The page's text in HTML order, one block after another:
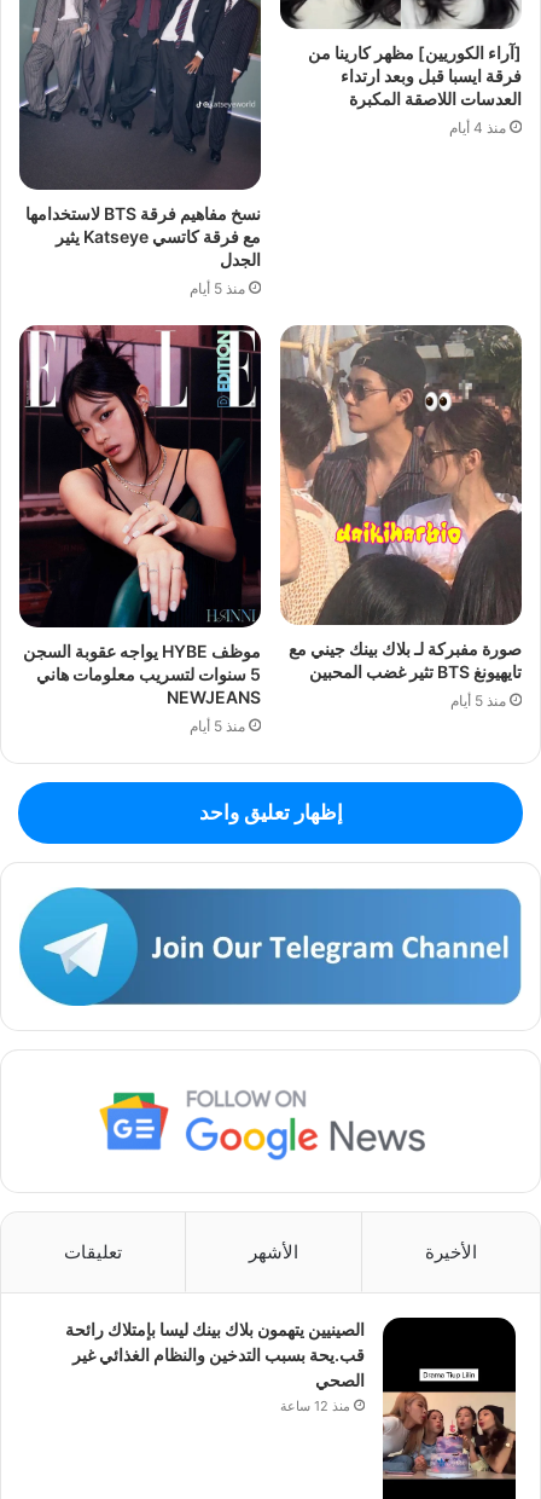
[آراء الكوريين] مظهر كارينا من
فرقة ايسبا قبل وبعد ارتداء
العدسات اللاصقة المكبرة
منذ 4 أيام
نسخ مفاهيم فرقة BTS لاستخدامها
مع فرقة كاتسي Katseye يثير
الجدل
منذ 5 أيام
صورة مفبركة لـ بلاك بينك جيني مع
تايهيونغ BTS تثير غضب المحبين
منذ 5 أيام
موظف HYBE يواجه عقوبة السجن
5 سنوات لتسريب معلومات هاني
NEWJEANS
منذ 5 أيام
إظهار تعليق واحد
الأخيرة الأشهر تعليقات
الصينيين يتهمون بلاك بينك ليسا بإمتلاك رائحة
قب.يحة بسبب التدخين والنظام الغذائي غير
الصحي
منذ 12 ساعة